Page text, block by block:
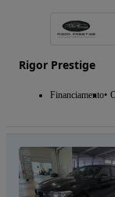
Rigor Prestige
Financiamento